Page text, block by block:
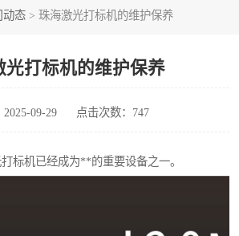
动态 > 珠海激光打标机的维护保养
光打标机的维护保养
2025-09-29 点击次数：747
标机已经成为**的重要设备之一。
CO2打标机
大族激光光纤打标机
机 二氧化碳激光打标机